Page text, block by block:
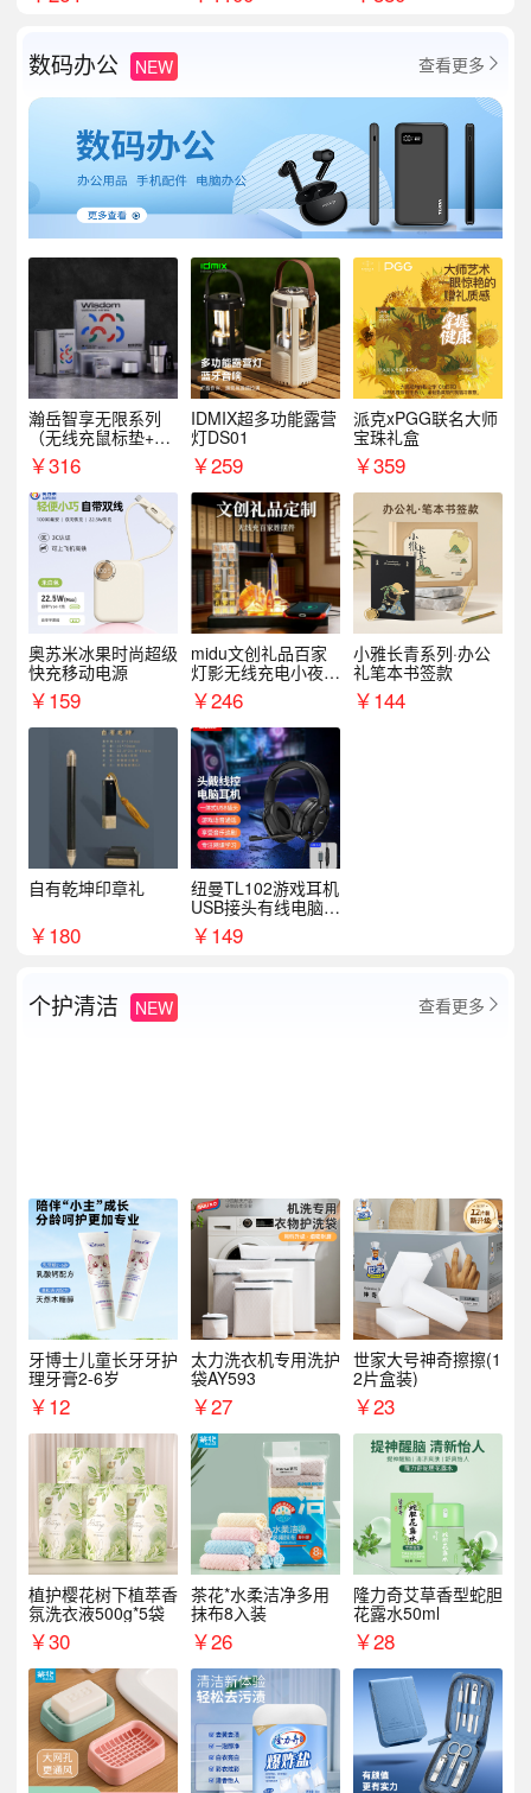
数码办公 NEW 查看更多 
瀚岳智享无限系列
（无线充鼠标垫+飞
利浦音响+乐扣咖啡
杯）
￥316
IDMIX超多功能露营
灯DS01
￥259
派克xPGG联名大师
宝珠礼盒
￥359
奥苏米冰果时尚超级
快充移动电源
￥159
midu文创礼品百家
灯影无线充电小夜灯
纪念礼品定制
￥246
小雅长青系列·办公
礼笔本书签款
￥144
自有乾坤印章礼
￥180
纽曼TL102游戏耳机
USB接头有线电脑耳
机耳麦
￥149
个护清洁 NEW 查看更多 
牙博士儿童长牙牙护
理牙膏2-6岁
￥12
太力洗衣机专用洗护
袋AY593
￥27
世家大号神奇擦擦(1
2片盒装)
￥23
植护樱花树下植萃香
氛洗衣液500g*5袋
￥30
茶花*水柔洁净多用
抹布8入装
￥26
隆力奇艾草香型蛇胆
花露水50ml
￥28